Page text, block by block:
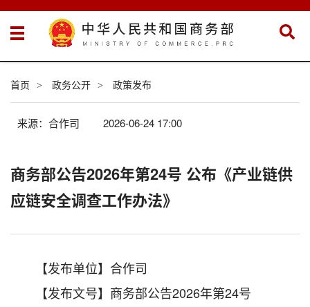
首页 > 政务公开 > 政策发布
来源：合作司 2026-06-24 17:00
商务部公告2026年第24号 公布《产业链供
应链安全调查工作办法》
【发布单位】合作司
【发布文号】商务部公告2026年第24号